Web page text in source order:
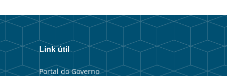
Link útil
Portal do Governo